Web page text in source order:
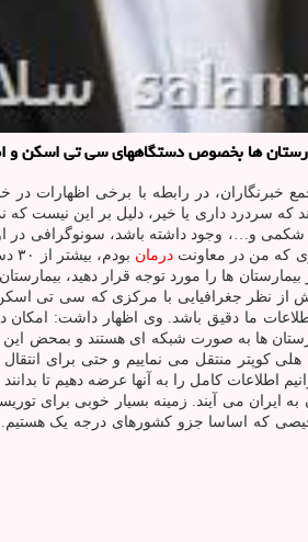
ها بخصوص دستگاههای سی تی اسکن و
در رابطه با برخی اظهارات در
سردرد داری یا خیر، دلیل بر این نیست که
و…، وجود داشته باشد، سونوگرافی در
که من در معاونتدرمان
است که اگر بیمارستانی زیر ۱۰۰ تخت باشد و فاصله اش از
ها به صورت شبکه ای هستند و بمحض این
کوپتر منتقل می نماییم و حتی برای
کامل را به آنها عرضه دهیم تا
می آیند. زمینه بسیار خوبی برای
اساسا جزو کشورهای درجه یک هستیم.